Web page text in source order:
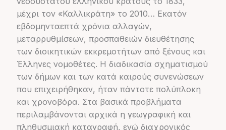
μέχρι τον «Καλλικράτη» το 2010… Εκατόν
εβδομηνταεπτά χρόνια αλλαγών,
μεταρρυθμίσεων, προσπαθειών διευθέτησης
των διοικητικών εκκρεμοτήτων από ξένους και
Έλληνες νομοθέτες. Η διαδικασία σχηματισμού
των δήμων και των κατά καιρούς συνενώσεων
που επιχειρήθηκαν, ήταν πάντοτε πολύπλοκη
και χρονοβόρα. Στα βασικά προβλήματα
περιλαμβάνονται αρχικά η γεωγραφική και
πληθυσμιακή καταγραφή, ενώ διαχρονικός